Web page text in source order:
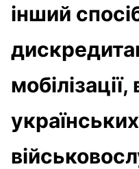
інший
українських